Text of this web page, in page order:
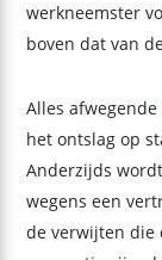
werkneemster
boven dat van
Alles afwegende
het ontslag op
Anderzijds
wegens een
de verwijten die